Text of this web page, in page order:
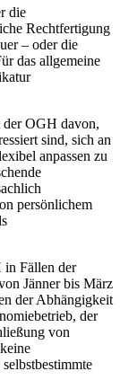
die
Rechtfertigung
– oder die
das allgemeine
der OGH davon,
sind, sich an
anpassen zu
persönlichem
in Fällen der
Jänner bis März
der Abhängigkeit
der
von